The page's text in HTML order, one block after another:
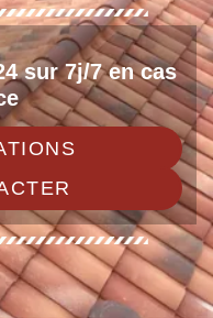
sur 7j/7 en cas